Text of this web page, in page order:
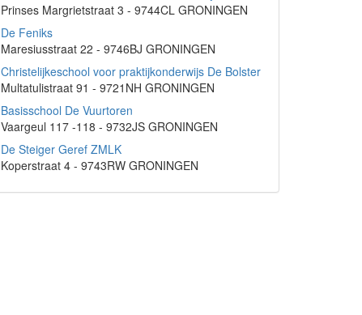
Prinses Margrietstraat 3 - 9744CL GRONINGEN
De Feniks
Maresiusstraat 22 - 9746BJ GRONINGEN
Christelijkeschool voor praktijkonderwijs De Bolster
Multatulistraat 91 - 9721NH GRONINGEN
Basisschool De Vuurtoren
Vaargeul 117 -118 - 9732JS GRONINGEN
De Steiger Geref ZMLK
Koperstraat 4 - 9743RW GRONINGEN